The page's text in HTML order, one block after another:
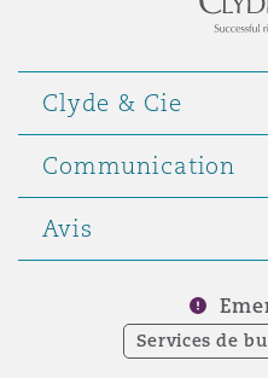
(D. C.)
Clyde & Cie
Communication
Avis
Services de